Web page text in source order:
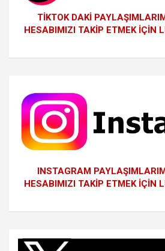
TİKTOK DAKİ
HESABIMIZI TAKİP ETMEK İÇİN
INSTAGRAM
HESABIMIZI TAKİP ETMEK İÇİN